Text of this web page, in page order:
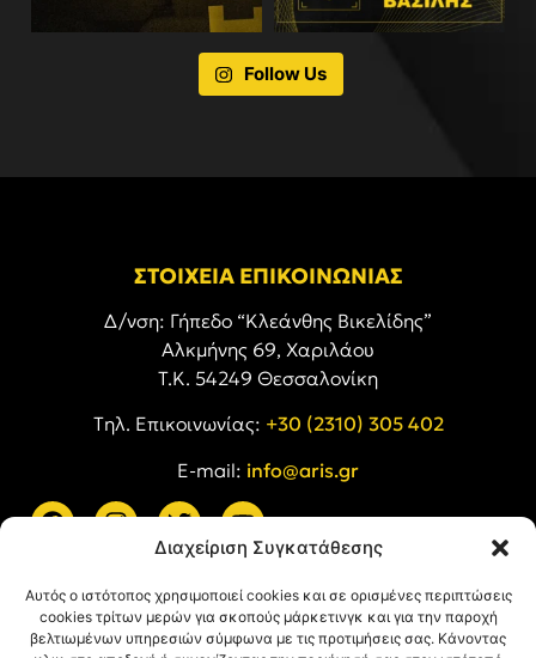
Διαχείριση Συγκατάθεσης
Αυτός ο ιστότοπος χρησιμοποιεί cookies και σε ορισμένες περιπτώσεις
cookies τρίτων μερών για σκοπούς μάρκετινγκ και για την παροχή
βελτιωμένων υπηρεσιών σύμφωνα με τις προτιμήσεις σας. Κάνοντας
Follow Us
ΣΤΟΙΧΕΙΑ ΕΠΙΚΟΙΝΩΝΙΑΣ
Δ/νση: Γήπεδο “Κλεάνθης Βικελίδης”
Αλκμήνης 69, Χαριλάου
Τ.Κ. 54249 Θεσσαλονίκη
Tηλ. Επικοινωνίας: +30 (2310) 305 402
E-mail: info@aris.gr